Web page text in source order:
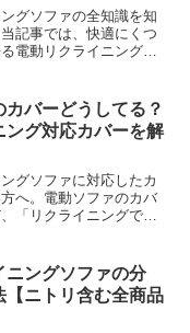
グソファの全知識を知
記事では、快適にくつ
電動リクライニングソ
。限りなく網羅的にま
、これから...
カバーどうしてる？
ング対応カバーを解
グソファに対応したカ
へ。電動ソファのカバ
「リクライニングで可
よくわかっていない。
対応のお...
ニングソファの分
【ニトリ含む全商品